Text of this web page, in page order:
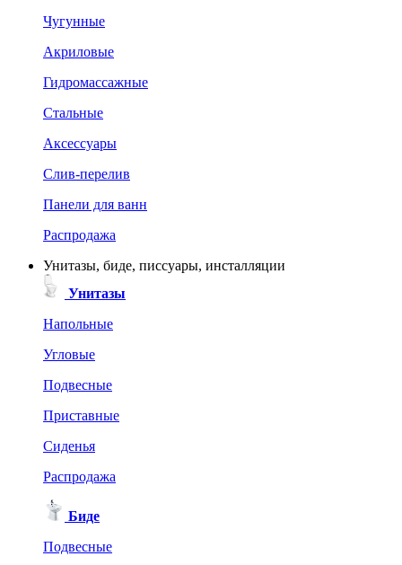
Чугунные
Акриловые
Гидромассажные
Стальные
Аксессуары
Слив-перелив
Панели для ванн
Распродажа
Унитазы, биде, писсуары, инсталляции
Унитазы
Напольные
Угловые
Подвесные
Приставные
Сиденья
Распродажа
Биде
Подвесные